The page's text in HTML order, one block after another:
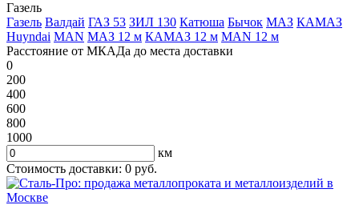
Газель
Газель Валдай ГАЗ 53 ЗИЛ 130 Катюша Бычок МАЗ КАМАЗ
Huyndai MAN МАЗ 12 м КАМАЗ 12 м MAN 12 м
Расстояние от МКАДа до места доставки
0
200
400
600
800
1000
км
Стоимость доставки: 0 руб.